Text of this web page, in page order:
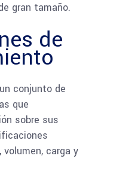
gran tamaño.
de
conjunto de
que
sobre sus
carga y